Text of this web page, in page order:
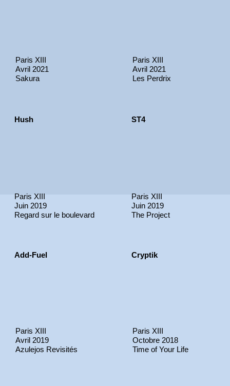
Paris XIII
Avril 2021
Sakura
Paris XIII
Avril 2021
Les Perdrix
Hush
Paris XIII
Juin 2019
Regard sur le boulevard
ST4
Paris XIII
Juin 2019
The Project
Add-Fuel
Paris XIII
Avril 2019
Azulejos Revisités
Cryptik
Paris XIII
Octobre 2018
Time of Your Life